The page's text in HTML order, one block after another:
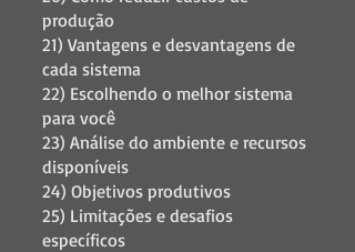
produção
21) Vantagens e desvantagens de
cada sistema
22) Escolhendo o melhor sistema
para você
23) Análise do ambiente e recursos
disponíveis
24) Objetivos produtivos
25) Limitações e desafios
específicos